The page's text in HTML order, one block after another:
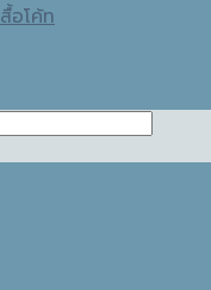
อโค้ท